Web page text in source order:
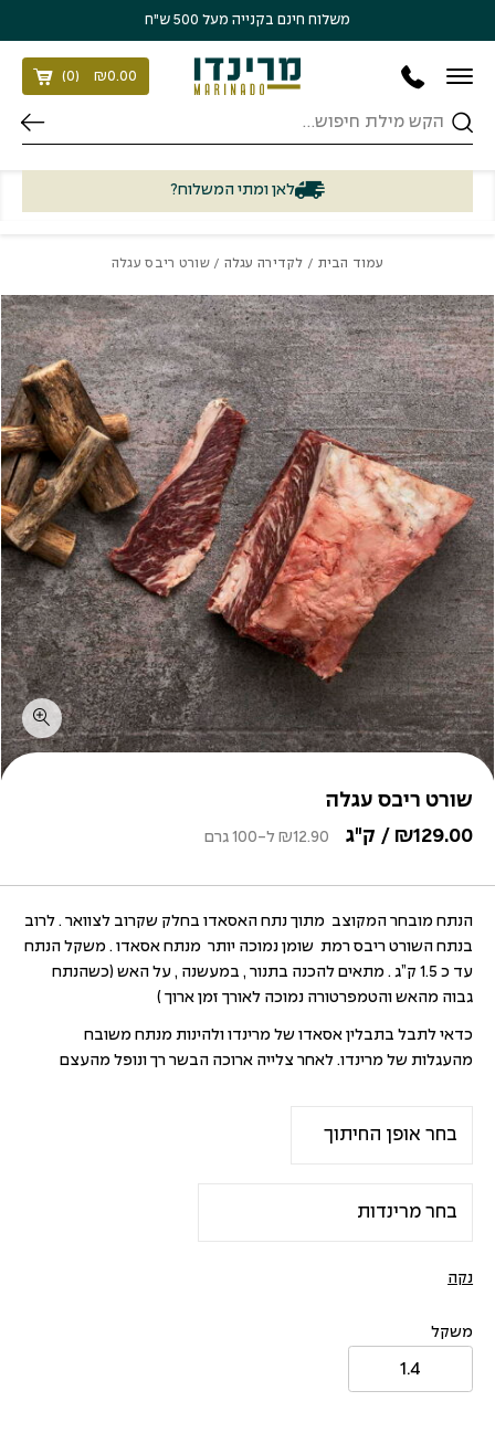
משלוח חינם בקנייה מעל 500 ש״ח
חיפוש
₪0.00
(
0
)
לאן ומתי המשלוח?
עמוד הבית / לקדירה עגלה / שורט ריבס עגלה
שורט ריבס עגלה
₪129.00 / ק"ג ₪12.90 ל-100 גרם
הנתח מובחר המקוצב מתוך נתח האסאדו בחלק שקרוב לצוואר . לרוב
בנתח השורט ריבס רמת שומן נמוכה יותר מנתח אסאדו . משקל הנתח
עד כ 1.5 ק”ג . מתאים להכנה בתנור , במעשנה , על האש (כשהנתח
גבוה מהאש והטמפרטורה נמוכה לאורך זמן ארוך )
כדאי לתבל בתבלין אסאדו של מרינדו ולהינות מנתח משובח
מהעגלות של מרינדו. לאחר צלייה ארוכה הבשר רך ונופל מהעצם
נקה
משקל